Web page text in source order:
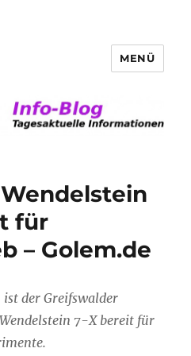
MENÜ
für
– Golem.de
ist der Greifswalder
7-X bereit für